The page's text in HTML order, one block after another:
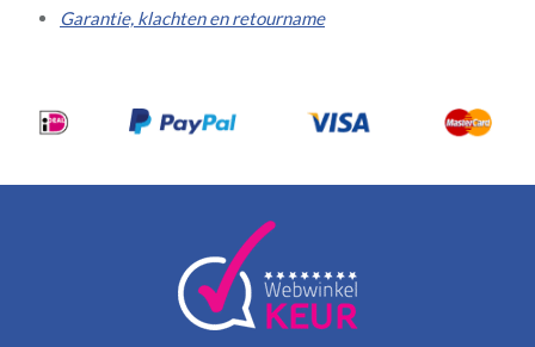
Garantie, klachten en retourname